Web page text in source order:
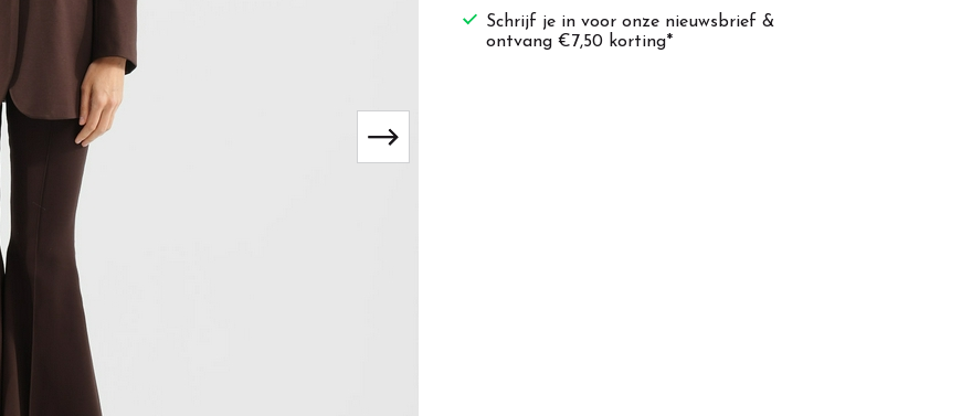
Schrijf je in voor onze nieuwsbrief &
ontvang €7,50 korting*